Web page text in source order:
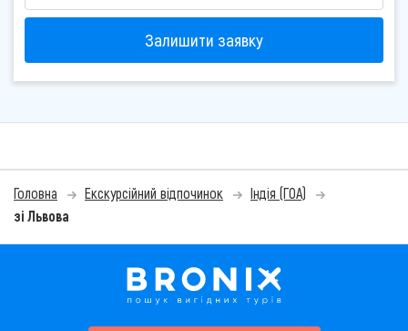
Залишити заявку
Головна Екскурсійний відпочинок
Індія (ГОА)
зі Львова